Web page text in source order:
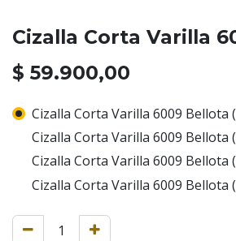
Cizalla Corta Varilla
$ 59.900,00
Cizalla Corta Varilla 6009 Bellota
Cizalla Corta Varilla 6009 Bellota
Cizalla Corta Varilla 6009 Bellota
Cizalla Corta Varilla 6009 Bellota